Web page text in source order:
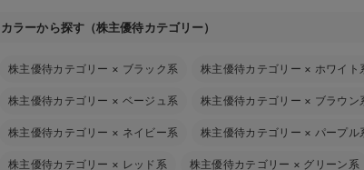
カラーから探す（株主優待カテゴリー）
株主優待カテゴリー × ブラック系 株主優待カテゴリー × ホワイト
株主優待カテゴリー × ベージュ系 株主優待カテゴリー × ブラウン
株主優待カテゴリー × ネイビー系 株主優待カテゴリー × パープル
株主優待カテゴリー × レッド系 株主優待カテゴリー × グリーン系